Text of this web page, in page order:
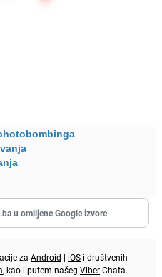
u omiljene Google izvore
za Android | iOS i društvenih
, kao i putem našeg ViberChata.